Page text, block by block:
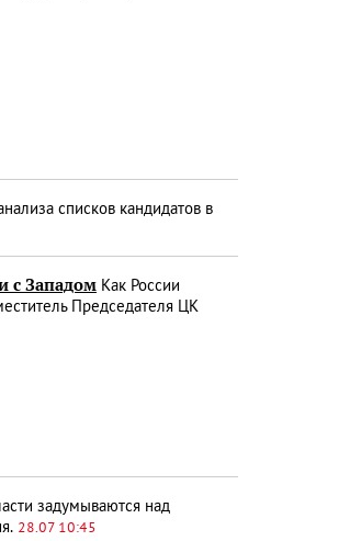
списков кандидатов в
с Западом Как России
Председателя ЦК
задумываются над
28.07 10:45